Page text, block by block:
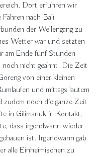
Dort erfuhren wir
nach Bali
der Wellengang zu
Wetter war und setzten
am Ende fünf Stunden
nicht geahnt. Die Zeit
von einer kleinen
und mittags lautem
zudem noch die ganze Zeit
in Gilimanuk in Kontakt,
dass irgendwann wieder
ist. Irgendwann gab
alle Einheimischen zu